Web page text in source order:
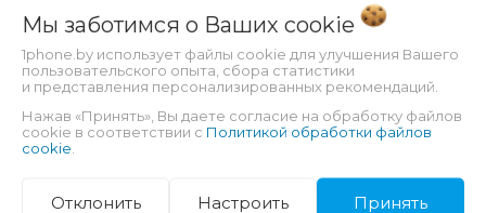
Ударопрочный
корпус
Пыле- и
влагозащита
Есть
Защита от царапин
Производитель
Qualcomm
Мы заботимся о Ваших cookie
1phone.by использует файлы cookie для улучшения Вашего
пользовательского опыта, сбора статистики
и представления персонализированных рекомендаций.
Нажав «Принять», Вы даете согласие на обработку файлов
cookie в соответствии с Политикой обработки файлов
cookie
Отклонить Настроить Принять